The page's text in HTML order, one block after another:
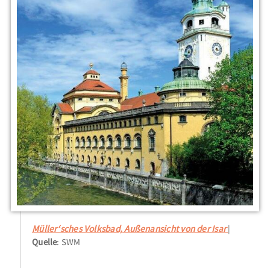
Müller‘sches Volksbad, Außenansicht von der Isar
Quelle: SWM